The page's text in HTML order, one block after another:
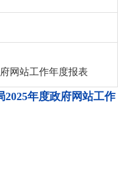
网站工作年度报表
2025年度政府网站工作